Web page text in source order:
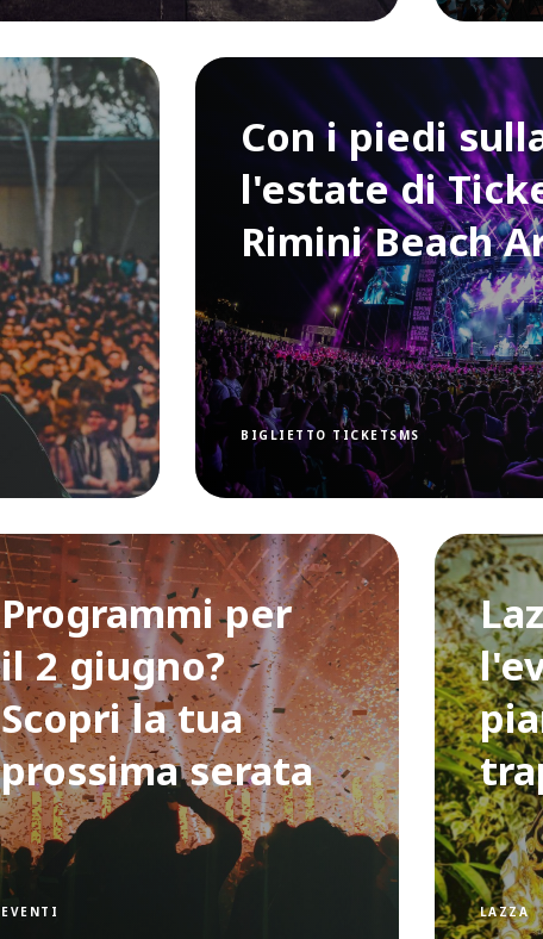
Con i piedi
l'estate di
Rimini Beach
BIGLIETTO TICKETSMS
Programmi per
il 2 giugno?
Scopri la tua
prossima serata
EVENTI LAZZA